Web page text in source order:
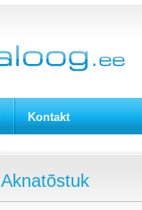
Kontakt
Aknatõstuk